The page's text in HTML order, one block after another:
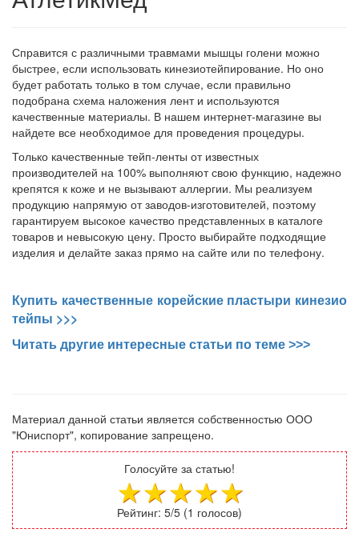
Справится с различными травмами мышцы голени можно
быстрее, если использовать кинезиотейпирование. Но оно
будет работать только в том случае, если правильно
подобрана схема наложения лент и используются
качественные материалы. В нашем интернет-магазине вы
найдете все необходимое для проведения процедуры.
Только качественные тейп-ленты от известных
производителей на 100% выполняют свою функцию, надежно
крепятся к коже и не вызывают аллергии. Мы реализуем
продукцию напрямую от заводов-изготовителей, поэтому
гарантируем высокое качество представленных в каталоге
товаров и невысокую цену. Просто выбирайте подходящие
изделия и делайте заказ прямо на сайте или по телефону.
Купить качественные корейские пластыри кинезио
тейпы >>>
Читать другие интересные статьи по теме >>>
Материал данной статьи является собственностью ООО
"Юниспорт", копирование запрещено.
Голосуйте за статью!
Рейтинг: 5/5 (1 голосов)